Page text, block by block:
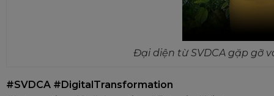
Đại diện từ SVDCA gặp gỡ
#SVDCA #DigitalTransformation